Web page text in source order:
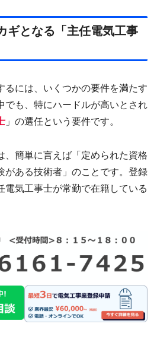
ギとなる「主任電気工事
るには、いくつかの要件を満たす
でも、特にハードルが高いとされ
」の選任という要件です。
、簡単に言えば「定められた資格
がある技術者」のことです。登録
電気工事士が常勤で在籍している